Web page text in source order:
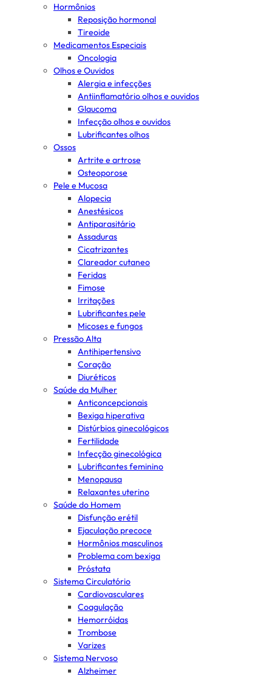
Hormônios
Reposição hormonal
Tireoide
Medicamentos Especiais
Oncologia
Olhos e Ouvidos
Alergia e infecções
Antiinflamatório olhos e ouvidos
Glaucoma
Infecção olhos e ouvidos
Lubrificantes olhos
Ossos
Artrite e artrose
Osteoporose
Pele e Mucosa
Alopecia
Anestésicos
Antiparasitário
Assaduras
Cicatrizantes
Clareador cutaneo
Feridas
Fimose
Irritações
Lubrificantes pele
Micoses e fungos
Pressão Alta
Antihipertensivo
Coração
Diuréticos
Saúde da Mulher
Anticoncepcionais
Bexiga hiperativa
Distúrbios ginecológicos
Fertilidade
Infecção ginecológica
Lubrificantes feminino
Menopausa
Relaxantes uterino
Saúde do Homem
Disfunção erétil
Ejaculação precoce
Hormônios masculinos
Problema com bexiga
Próstata
Sistema Circulatório
Cardiovasculares
Coagulação
Hemorróidas
Trombose
Varizes
Sistema Nervoso
Alzheimer